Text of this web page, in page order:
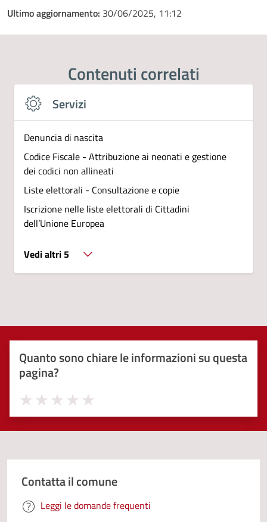
Ultimo aggiornamento: 30/06/2025, 11:12
Contenuti correlati
Servizi
Denuncia di nascita
Codice Fiscale - Attribuzione ai neonati e gestione
dei codici non allineati
Liste elettorali - Consultazione e copie
Iscrizione nelle liste elettorali di Cittadini
dell’Unione Europea
Vedi altri 5
Quanto sono chiare le informazioni su questa
pagina?
Valuta 5 stelle su 5
Valuta 4 stelle su 5
Valuta 3 stelle su 5
Valuta 2 stelle su 5
Valuta 1 stelle su 5
Contatta il comune
Leggi le domande frequenti